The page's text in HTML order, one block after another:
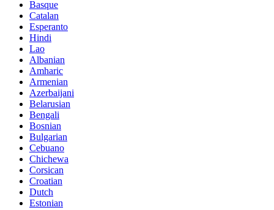
Basque
Catalan
Esperanto
Hindi
Lao
Albanian
Amharic
Armenian
Azerbaijani
Belarusian
Bengali
Bosnian
Bulgarian
Cebuano
Chichewa
Corsican
Croatian
Dutch
Estonian